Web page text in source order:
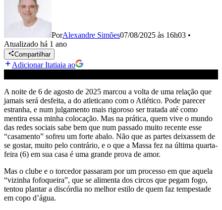
PorAlexandre Simões07/08/2025 às 16h03 •
Atualizado há 1 ano
Compartilhar
Adicionar Itatiaia ao
A noite de 6 de agosto de 2025 marcou a volta de uma relação que
jamais será desfeita, a do atleticano com o Atlético. Pode parecer
estranha, e num julgamento mais rigoroso ser tratada até como
mentira essa minha colocação. Mas na prática, quem vive o mundo
das redes sociais sabe bem que num passado muito recente esse
“casamento” sofreu um forte abalo. Não que as partes deixassem de
se gostar, muito pelo contrário, e o que a Massa fez na última quarta-
feira (6) em sua casa é uma grande prova de amor.
Mas o clube e o torcedor passaram por um processo em que aquela
“vizinha fofoqueira”, que se alimenta dos circos que pegam fogo,
tentou plantar a discórdia no melhor estilo de quem faz tempestade
em copo d’água.